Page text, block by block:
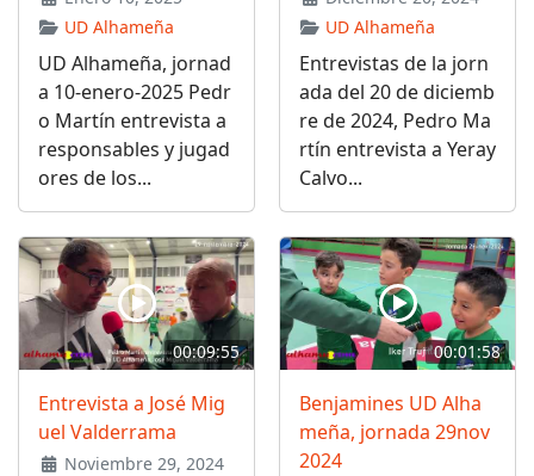
UD Alhameña
UD Alhameña, jornad
a 10-enero-2025 Pedr
o Martín entrevista a
responsables y jugad
ores de los...
UD Alhameña
Entrevistas de la jorn
ada del 20 de diciemb
re de 2024, Pedro Ma
rtín entrevista a Yeray
Calvo...
00:09:55
Entrevista a José Mig
uel Valderrama
Noviembre 29, 2024
00:01:58
Benjamines UD Alha
meña, jornada 29nov
2024